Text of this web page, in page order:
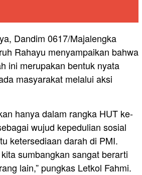
Dandim 0617/Majalengka
Rahayu menyampaikan bahwa
ini merupakan bentuk nyata
masyarakat melalui aksi
hanya dalam rangka HUT ke-
wujud kepedulian sosial
ketersediaan darah di PMI.
sumbangkan sangat berarti
lain,” pungkas Letkol Fahmi.